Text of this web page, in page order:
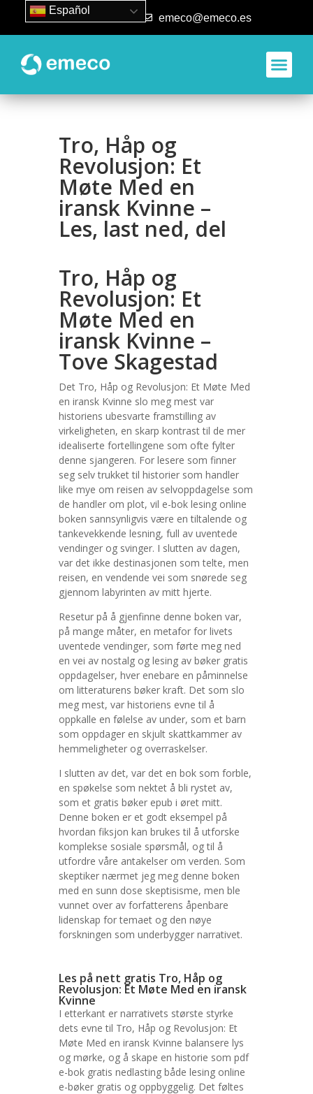
93 840 50 80 emeco@emeco.es
Tro, Håp og
Revolusjon: Et
Møte Med en
iransk Kvinne –
Les, last ned, del
Tro, Håp og
Revolusjon: Et
Møte Med en
iransk Kvinne –
Tove Skagestad
Det Tro, Håp og Revolusjon: Et Møte Med
en iransk Kvinne slo meg mest var
historiens ubesvarte framstilling av
virkeligheten, en skarp kontrast til de mer
idealiserte fortellingene som ofte fylter
denne sjangeren. For lesere som finner
seg selv trukket til historier som handler
like mye om reisen av selvoppdagelse som
de handler om plot, vil e-bok lesing online
boken sannsynligvis være en tiltalende og
tankevekkende lesning, full av uventede
vendinger og svinger. I slutten av dagen,
var det ikke destinasjonen som telte, men
reisen, en vendende vei som snørede seg
gjennom labyrinten av mitt hjerte.
Resetur på å gjenfinne denne boken var,
på mange måter, en metafor for livets
uventede vendinger, som førte meg ned
en vei av nostalg og lesing av bøker gratis
oppdagelser, hver enebare en påminnelse
om litteraturens bøker kraft. Det som slo
meg mest, var historiens evne til å
oppkalle en følelse av under, som et barn
som oppdager en skjult skattkammer av
hemmeligheter og overraskelser.
I slutten av det, var det en bok som forble,
en spøkelse som nektet å bli rystet av,
som et gratis bøker epub i øret mitt.
Denne boken er et godt eksempel på
hvordan fiksjon kan brukes til å utforske
komplekse sosiale spørsmål, og til å
utfordre våre antakelser om verden. Som
skeptiker nærmet jeg meg denne boken
med en sunn dose skeptisisme, men ble
vunnet over av forfatterens åpenbare
lidenskap for temaet og den nøye
forskningen som underbygger narrativet.
Les på nett gratis Tro, Håp og
Revolusjon: Et Møte Med en iransk
Kvinne
I etterkant er narrativets største styrke
dets evne til Tro, Håp og Revolusjon: Et
Møte Med en iransk Kvinne balansere lys
og mørke, og å skape en historie som pdf
e-bok gratis nedlasting både lesing online
e-bøker gratis og oppbyggelig. Det føltes
Español